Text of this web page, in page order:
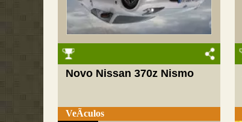
Novo Nissan 370z Nismo
VeÃ­culos